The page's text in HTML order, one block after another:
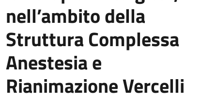
nell’ambito della
Struttura Complessa
Anestesia e
Rianimazione Vercelli